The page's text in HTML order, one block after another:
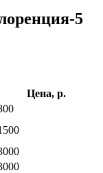
5
Цена, р.